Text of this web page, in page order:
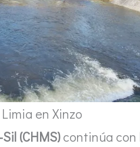
en Xinzo
(CHMS)continúa con